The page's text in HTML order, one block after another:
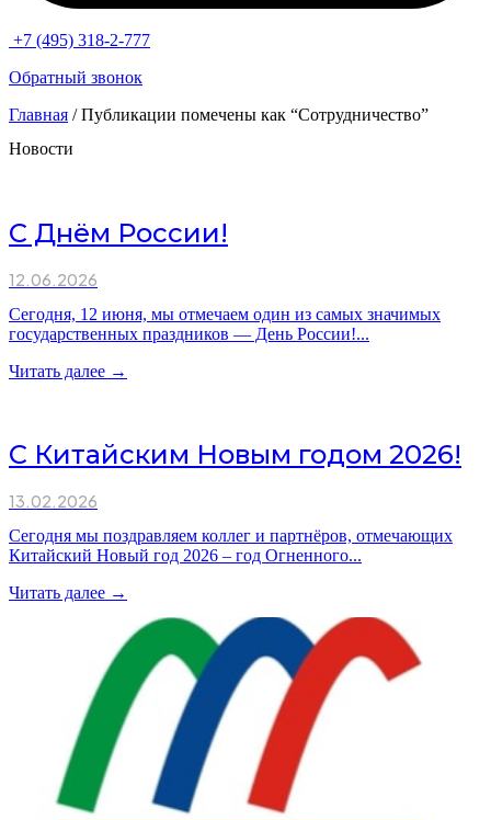
+7 (495) 318-2-777
Обратный звонок
Главная / Публикации помечены как “Сотрудничество”
Новости
С Днём России!
12.06.2026
Сегодня, 12 июня, мы отмечаем один из самых значимых
государственных праздников — День России!...
Читать далее →
С Китайским Новым годом 2026!
13.02.2026
Сегодня мы поздравляем коллег и партнёров, отмечающих
Китайский Новый год 2026 – год Огненного...
Читать далее →